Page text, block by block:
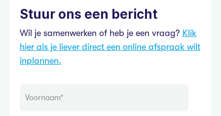
Stuur ons een bericht
Wil je samenwerken of heb je een vraag? Klik
hier als je liever direct een online afspraak wilt
inplannen.